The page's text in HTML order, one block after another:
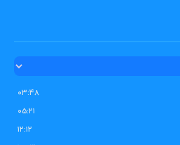
۰۳:۴۸
۰۵:۲۱
۱۲:۱۲